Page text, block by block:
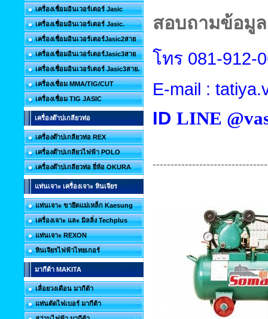
เครื่องเชื่อมอินเวอร์เตอร์ Jasic
เครื่องเชื่อมอินเวอร์เตอร์ Jasic.
เครื่องเชื่อมอินเวอร์เตอร์Jasic2สาย
เครื่องเชื่อมอินเวอร์เตอร์Jasic3สาย
เครื่องเชื่อมอินเวอร์เตอร์ Jasic3สาย.
เครื่องเชื่อม MMA/TIG/CUT
เครื่องเชื่อม TIG JASIC
เครื่องต๊าปเกลียวท่อ
เครื่องต๊าปเกลียวท่อ REX
เครื่องต๊าปเกลียวไฟฟ้า POLO
เครื่องต๊าปเกลียวท่อ ยี่ห้อ OKURA
แท่นเจาะ เครื่องเจาะ หินเจียร
แท่นเจาะ ขายึดแม่เหล็ก Kaesung
เครื่องเจาะ และ มิลลิ่ง Techplus
แท่นเจาะ REXON
หินเจียรไฟฟ้าไทยเกอร์
มากีต้า MAKITA
เลื่อยวงเดือน มากีต้า
แท่นตัดไฟเบอร์ มากีต้า
สอบถามข้อมูล
โทร 081-912-
E-mail :
ID LINE